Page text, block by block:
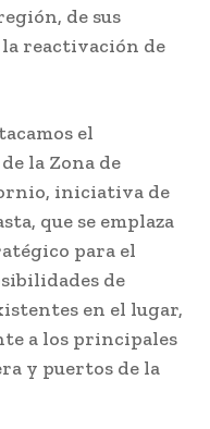
de sus
reactivación de
el
la Zona de
iniciativa de
que se emplaza
para el
de
en el lugar,
a los principales
y puertos de la